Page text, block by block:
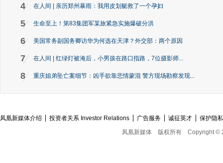
4 在人间 | 亲历郑州暴雨：我用皮划艇救了一个孕妇
5 生命至上！第83集团军某旅紧急实施爆破分洪
6 美国常务副国务卿访华为何选在天津？外交部：两个原因
7 在人间 | 红绿灯被淹后，小男孩在路口指路，7位摄影师...
8 重庆姐弟坠亡案细节：凶手欲靠悲情蒙混 警方现场勘察发现...
凤凰新媒体介绍 投资者关系 Investor Relations 广告服务 诚征英才
保护隐
凤凰新媒体
版权所有 Copyright ©